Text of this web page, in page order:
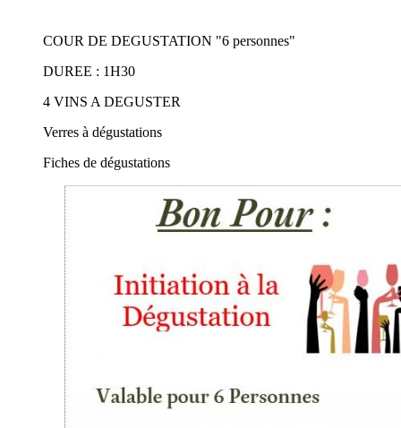
COUR DE DEGUSTATION "6 personnes"
DUREE : 1H30
4 VINS A DEGUSTER
Verres à dégustations
Fiches de dégustations